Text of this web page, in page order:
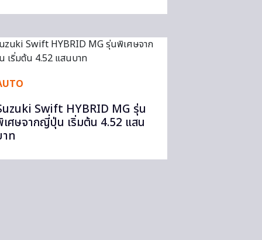
Swift HYBRID MG รุ่น
ศษจากญี่ปุ่น เริ่มต้น 4.52 แสน
ท